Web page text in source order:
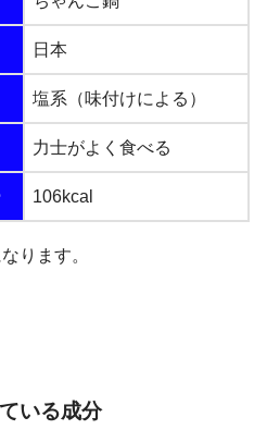
日本
塩系（味付けによる）
力士がよく食べる
106kcal
ります。
いる成分